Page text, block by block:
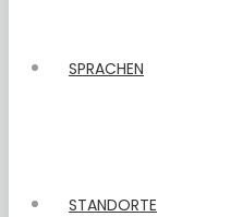
SPRACHEN
STANDORTE